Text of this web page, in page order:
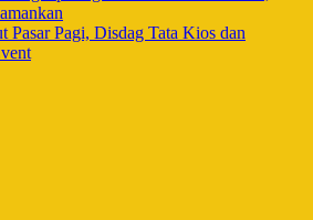
Pasar Pagi, Disdag Tata Kios dan